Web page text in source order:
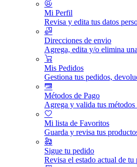
Mi Perfil
Revisa y edita tus datos
Direcciones de envio
Agrega, edita y/o elimina
Mis Pedidos
Gestiona tus pedidos,
Métodos de Pago
Agrega y valida tus métodos
Mi lista de Favoritos
Guarda y revisa tus
Sigue tu pedido
Revisa el estado actual de tu